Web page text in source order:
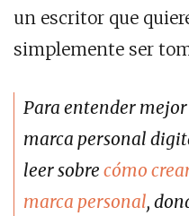
un escritor que
simplemente ser
Para entender
marca personal
leer sobre cómo
marca personal,